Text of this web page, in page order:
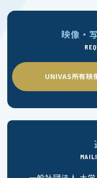
映像・
UNIVAS所有映